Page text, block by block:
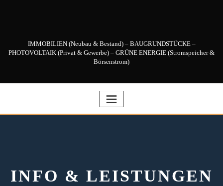
IMMOBILIEN (Neubau & Bestand) – BAUGRUNDSTÜCKE –
PHOTOVOLTAIK (Privat & Gewerbe) – GRÜNE ENERGIE (Stromspeicher &
Börsenstrom)
INFO & LEISTUNGEN